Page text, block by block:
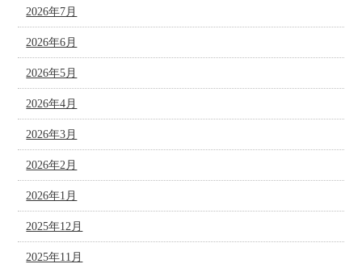
2026年7月
2026年6月
2026年5月
2026年4月
2026年3月
2026年2月
2026年1月
2025年12月
2025年11月